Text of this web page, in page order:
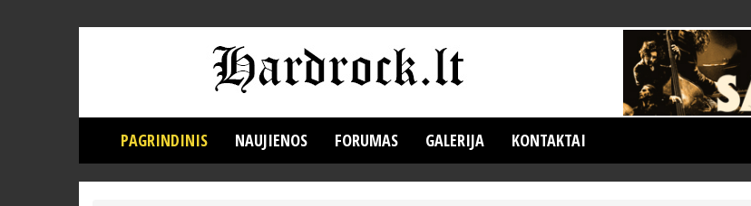
PAGRINDINIS NAUJIENOS FORUMAS GALERIJA KONTAKTAI